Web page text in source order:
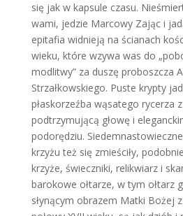
się jak w kapsule czasu.
wami, jedzie Marcowy Zając i
epitafia widnieją na ścianach
wieku, które wzywa was do
modlitwy” za duszę proboszcza
Strzałkowskiego. Puste krypty
płaskorzeźba wąsatego rycerza z
podtrzymującą głowę i
podorędziu.
krzyżu też się zmieściły,
krzyże, świeczniki, relikwiarz i
barokowe ołtarze, w tym ołtarz
słynącym obrazem Matki Bożej